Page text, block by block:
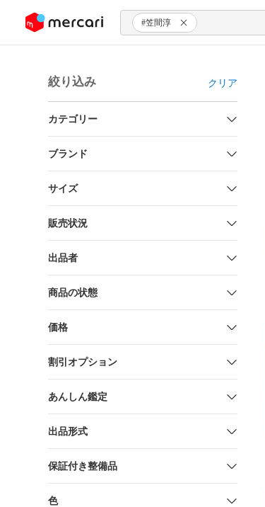
ツにスキップ #笠間淳
絞り込み クリア
カテゴリー
ブランド
サイズ
販売状況
出品者
商品の状態
価格
割引オプション
あんしん鑑定
出品形式
保証付き整備品
色